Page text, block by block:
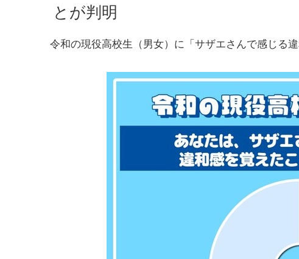
とが判明
令和の現役高校生（男女）に「サザエさんで感じる